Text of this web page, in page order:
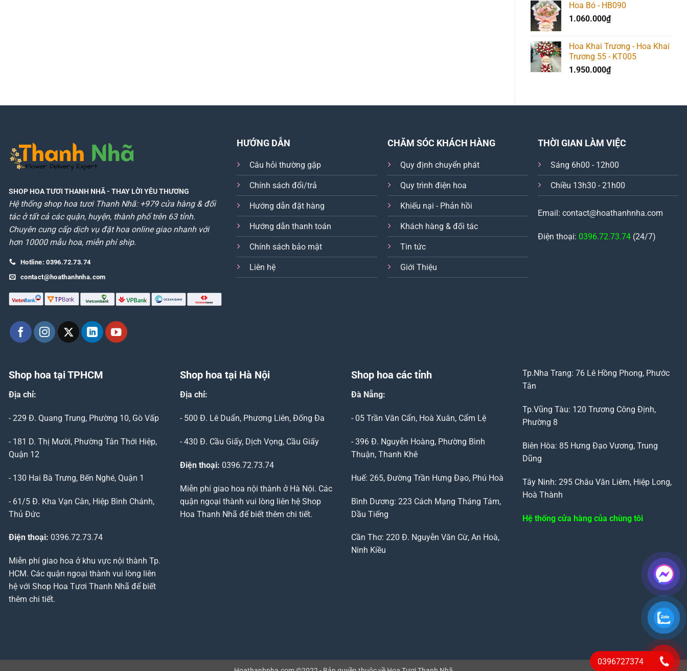
Hoa Bó - HB090
1.060.000₫
Hoa Khai Trương - Hoa Khai
Trương 55 - KT005
1.950.000₫
SHOP HOA TƯƠI THANH NHÃ- THAY LỜI YÊU THƯƠNG
Hệ thống shop hoa tươi Thanh Nhã: +979 cửa hàng & đối
tác ở tất cả các quận, huyện, thành phố trên 63 tỉnh.
Chuyên cung cấp dịch vụ đặt hoa online giao nhanh với
hơn 10000 mẫu hoa, miễn phí ship.
Hotline: 0396.72.73.74
contact@hoathanhnha.com
HƯỚNG DẪN
Câu hỏi thường gặp
Chính sách đổi/trả
Hướng dẫn đặt hàng
Hướng dẫn thanh toán
Chính sách bảo mật
Liên hệ
CHĂM SÓC KHÁCH HÀNG
Quy định chuyển phát
Quy trình điện hoa
Khiếu nại - Phản hồi
Khách hàng & đối tác
Tin tức
Giới Thiệu
THỜI GIAN LÀM VIỆC
Sáng 6h00 - 12h00
Chiều 13h30 - 21h00
Email: contact@hoathanhnha.com
Điện thoại: 0396.72.73.74 (24/7)
Shop hoa tại TPHCM
Địa chỉ:
- 229 Đ. Quang Trung, Phường 10, Gò Vấp
- 181 D. Thị Mười, Phường Tân Thới Hiệp,
Quận 12
- 130 Hai Bà Trưng, Bến Nghé, Quận 1
- 61/5 Đ. Kha Vạn Cân, Hiệp Bình Chánh,
Thủ Đức
Điện thoại: 0396.72.73.74
Miễn phí giao hoa ở khu vực nội thành Tp.
HCM. Các quận ngoại thành vui lòng liên
hệ với Shop Hoa Tươi Thanh Nhã để biết
thêm chi tiết.
Shop hoa tại Hà Nội
Địa chỉ:
- 500 Đ. Lê Duẩn, Phương Liên, Đống Đa
- 430 Đ. Cầu Giấy, Dịch Vọng, Cầu Giấy
Điện thoại: 0396.72.73.74
Miễn phí giao hoa nội thành ở Hà Nội. Các
quận ngoại thành vui lòng liên hệ Shop
Hoa Thanh Nhã để biết thêm chi tiết.
Shop hoa các tỉnh
Đà Nẵng:
- 05 Trần Văn Cẩn, Hoà Xuân, Cẩm Lệ
- 396 Đ. Nguyễn Hoàng, Phường Bình
Thuận, Thanh Khê
Huế: 265, Đường Trần Hưng Đạo, Phú Hoà
Bình Dương: 223 Cách Mạng Tháng Tám,
Dầu Tiếng
Cần Thơ: 220 Đ. Nguyễn Văn Cừ, An Hoà,
Ninh Kiều
Tp.Nha Trang: 76 Lê Hồng Phong, Phước
Tân
Tp.Vũng Tàu: 120 Trương Công Định,
Phường 8
Biên Hòa: 85 Hưng Đạo Vương, Trung
Dũng
Tây Ninh: 295 Châu Văn Liêm, Hiệp Long,
Hoà Thành
Hệ thống cửa hàng của chùng tôi
0396727374